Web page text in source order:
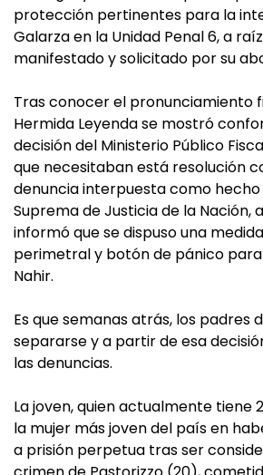
protección pertinentes para la
Galarza en la Unidad Penal 6, a
manifestado y solicitado por su
Tras conocer el pronunciamiento
Hermida Leyenda se mostró
decisión del Ministerio Público
que necesitaban está resolución
denuncia interpuesta como
Suprema de Justicia de la Nación,
informó que se dispuso una
perimetral y botón de pánico
Nahir.
Es que semanas atrás, los padres
separarse y a partir de esa
las denuncias.
La joven, quien actualmente tiene
la mujer más joven del país en
a prisión perpetua tras ser